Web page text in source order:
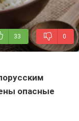
33 0
опасные